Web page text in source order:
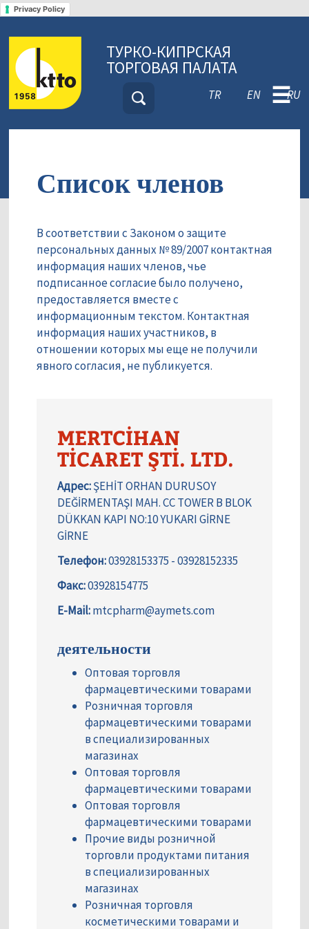
Privacy Policy
ТУРКО-КИПРСКАЯ
ТОРГОВАЯ ПАЛАТА
TR EN RU
☰
Список членов
В соответствии с Законом о защите
персональных данных № 89/2007 контактная
информация наших членов, чье
подписанное согласие было получено,
предоставляется вместе с
информационным текстом. Контактная
информация наших участников, в
отношении которых мы еще не получили
явного согласия, не публикуется.
MERTCİHAN
TİCARET ŞTİ. LTD.
Адрес:ŞEHİT ORHAN DURUSOY
DEĞİRMENTAŞI MAH. CC TOWER B BLOK
DÜKKAN KAPI NO:10 YUKARI GİRNE
GİRNE
Телефон:03928153375 - 03928152335
Факс:03928154775
E-Mail:mtcpharm@aymets.com
деятельности
Оптовая торговля
фармацевтическими товарами
Розничная торговля
фармацевтическими товарами
в специализированных
магазинах
Оптовая торговля
фармацевтическими товарами
Оптовая торговля
фармацевтическими товарами
Прочие виды розничной
торговли продуктами питания
в специализированных
магазинах
Розничная торговля
косметическими товарами и